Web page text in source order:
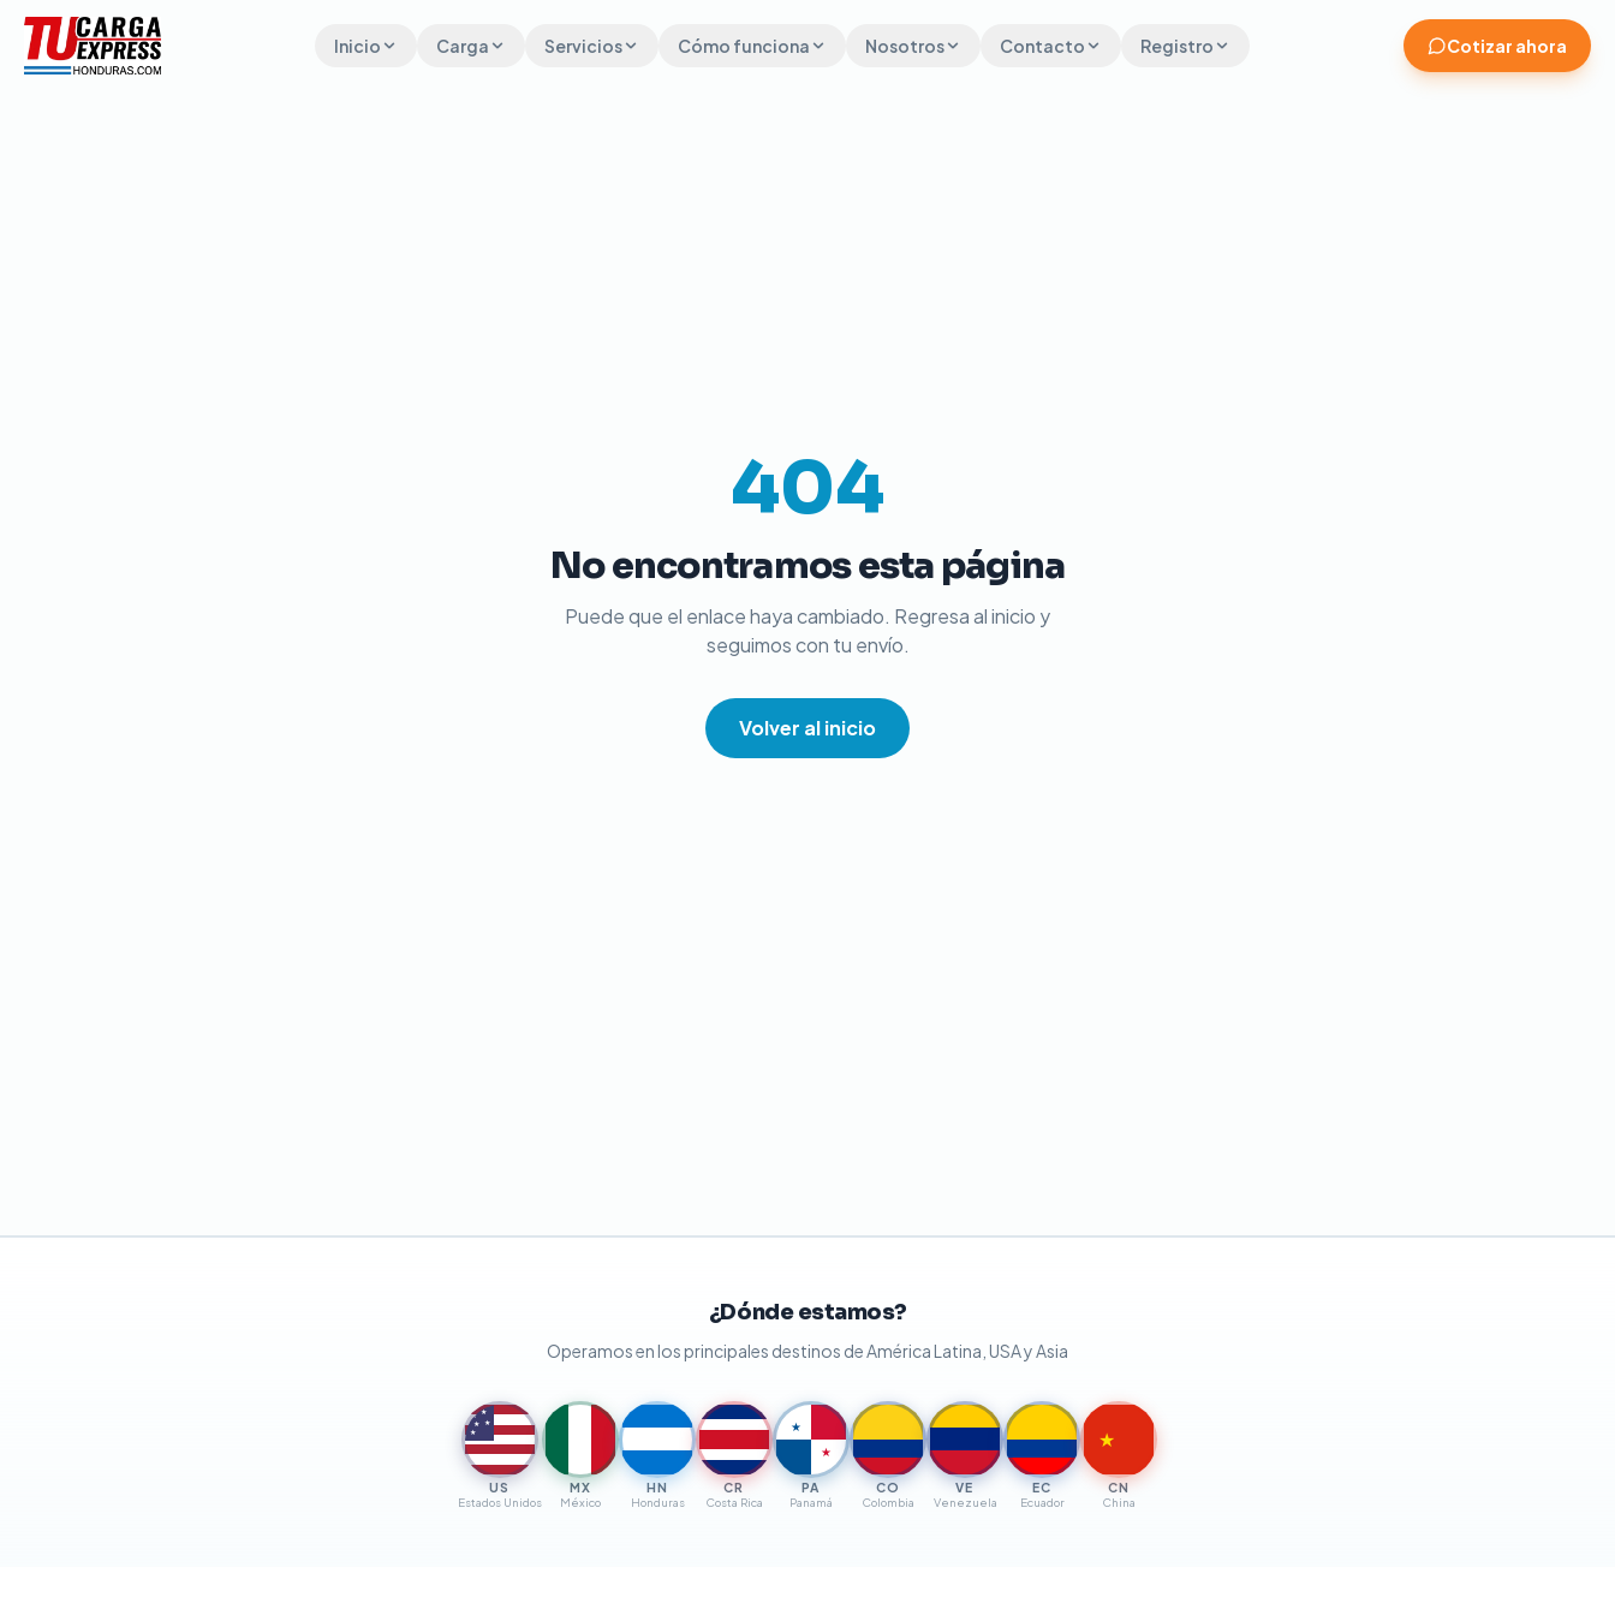
Inicio Carga Servicios Cómo funciona Nosotros Contacto Registro Cotizar ahora
404
No encontramos esta página
Puede que el enlace haya cambiado. Regresa al inicio y
seguimos con tu envío.
Volver al inicio
¿Dónde estamos?
Operamos en los principales destinos de América Latina, USA y Asia
★ ★
★
★
★
US
Estados Unidos
MX
México
HN
Honduras
CR
Costa Rica
★
★
PA
Panamá
CO
Colombia
VE
Venezuela
EC
Ecuador
★
CN
China